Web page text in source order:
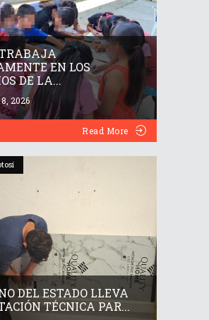
EN LOS
DE LA...
2026
Read More
DEL ESTADO LLEVA
TÉCNICA PAR...